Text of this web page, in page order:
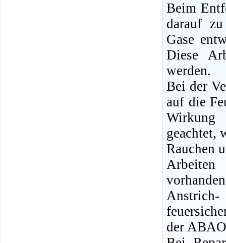
Beim
darauf zu
Gase
Diese
werden.
Bei der
auf die
Wirkung
geachtet,
Rauchen
Arbeiten
der